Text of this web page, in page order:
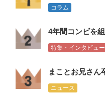
コラム
特集・インタビュー
ニュース